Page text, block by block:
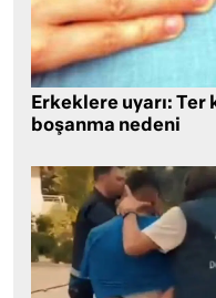
Erkeklere uyarı:
boşanma nedeni